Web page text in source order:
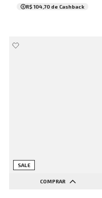
R$ 104,70 de Cashback
SALE
COMPRAR